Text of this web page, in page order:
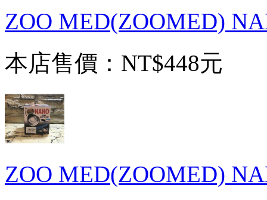
ZOO MED(ZOOMED)
本店售價： NT$448元
ZOO MED(ZOOMED)